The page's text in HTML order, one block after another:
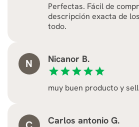
Perfectas. Fácil de
descripción exacta de
todo.
N
Nicanor B.
starstarstarstarstar
muy buen producto y
Carlos antonio G.